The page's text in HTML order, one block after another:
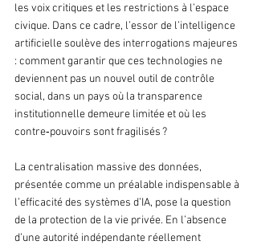
les voix critiques et les restrictions à l’espace
civique. Dans ce cadre, l’essor de l’intelligence
artificielle soulève des interrogations majeures
: comment garantir que ces technologies ne
deviennent pas un nouvel outil de contrôle
social, dans un pays où la transparence
institutionnelle demeure limitée et où les
contre‑pouvoirs sont fragilisés ?
La centralisation massive des données,
présentée comme un préalable indispensable à
l’efficacité des systèmes d’IA, pose la question
de la protection de la vie privée. En l’absence
d’une autorité indépendante réellement